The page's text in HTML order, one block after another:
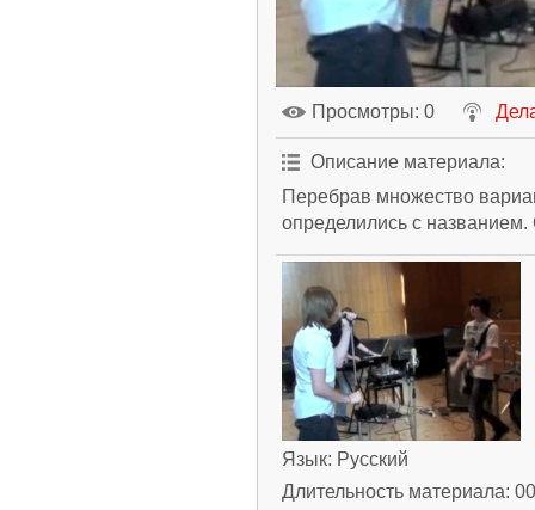
Просмотры: 0
Описание материала:
Перебрав множество
определились с
Язык: Русский
Длительность материала: